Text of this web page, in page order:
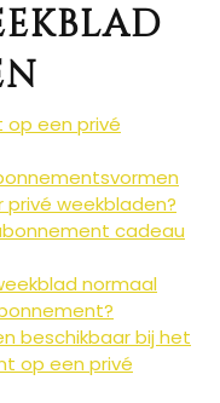
op een privé
weekbladen?
cadeau
normaal
beschikbaar bij het
op een privé